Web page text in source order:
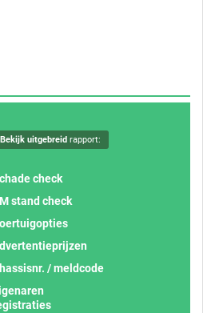
Bekijk uitgebreidrapport:
check
stand check
/ meldcode